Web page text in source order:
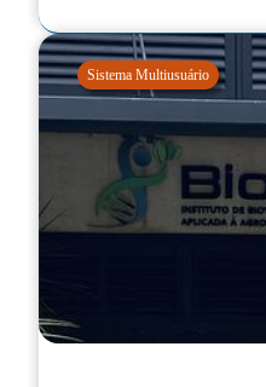
Sistema Multiusuário